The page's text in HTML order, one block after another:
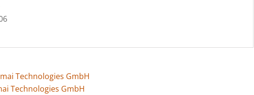
Technologies GmbH
Technologies GmbH